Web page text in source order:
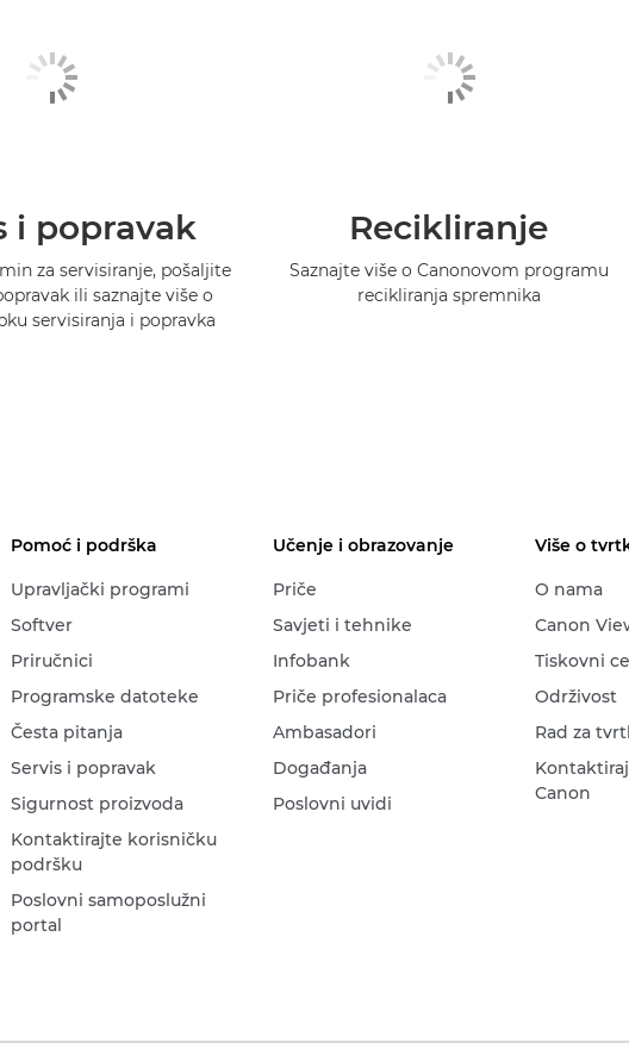
i popravak
za servisiranje, pošaljite
ili saznajte više o
servisiranja i popravka
Recikliranje
Saznajte više o Canonovom programu
recikliranja spremnika
Pomoć i podrška
Upravljački programi
Softver
Priručnici
Programske datoteke
Česta pitanja
Servis i popravak
Sigurnost proizvoda
Kontaktirajte korisničku
podršku
Poslovni samoposlužni
portal
Učenje i obrazovanje
Priče
Savjeti i tehnike
Infobank
Priče profesionalaca
Ambasadori
Događanja
Poslovni uvidi
Više o
O nama
Canon
Tiskovni
Održivost
Rad za
Canon